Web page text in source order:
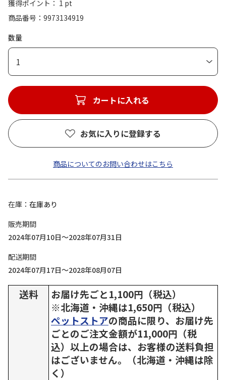
獲得ポイント： 1 pt
商品番号
9973134919
数量
1
カートに入れる
お気に入りに登録する
商品についてのお問い合わせはこちら
在庫
在庫あり
販売期間
2024年07月10日～2028年07月31日
配送期間
2024年07月17日～2028年08月07日
送料
お届け先ごと1,100円（税込）
※北海道・沖縄は1,650円（税込）
ペットストアの商品に限り、お届け先
ごとのご注文金額が11,000円（税
込）以上の場合は、お客様の送料負担
はございません。（北海道・沖縄は除
く）